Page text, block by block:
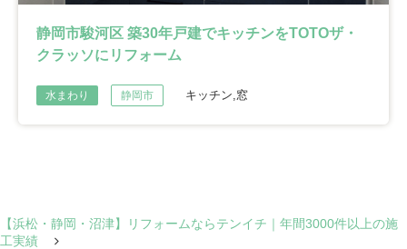
静岡市駿河区 築30年戸建でキッチンをTOTOザ・
クラッソにリフォーム
水まわり 静岡市 キッチン,窓
【浜松・静岡・沼津】リフォームならテンイチ｜年間3000件以上の施
工実績